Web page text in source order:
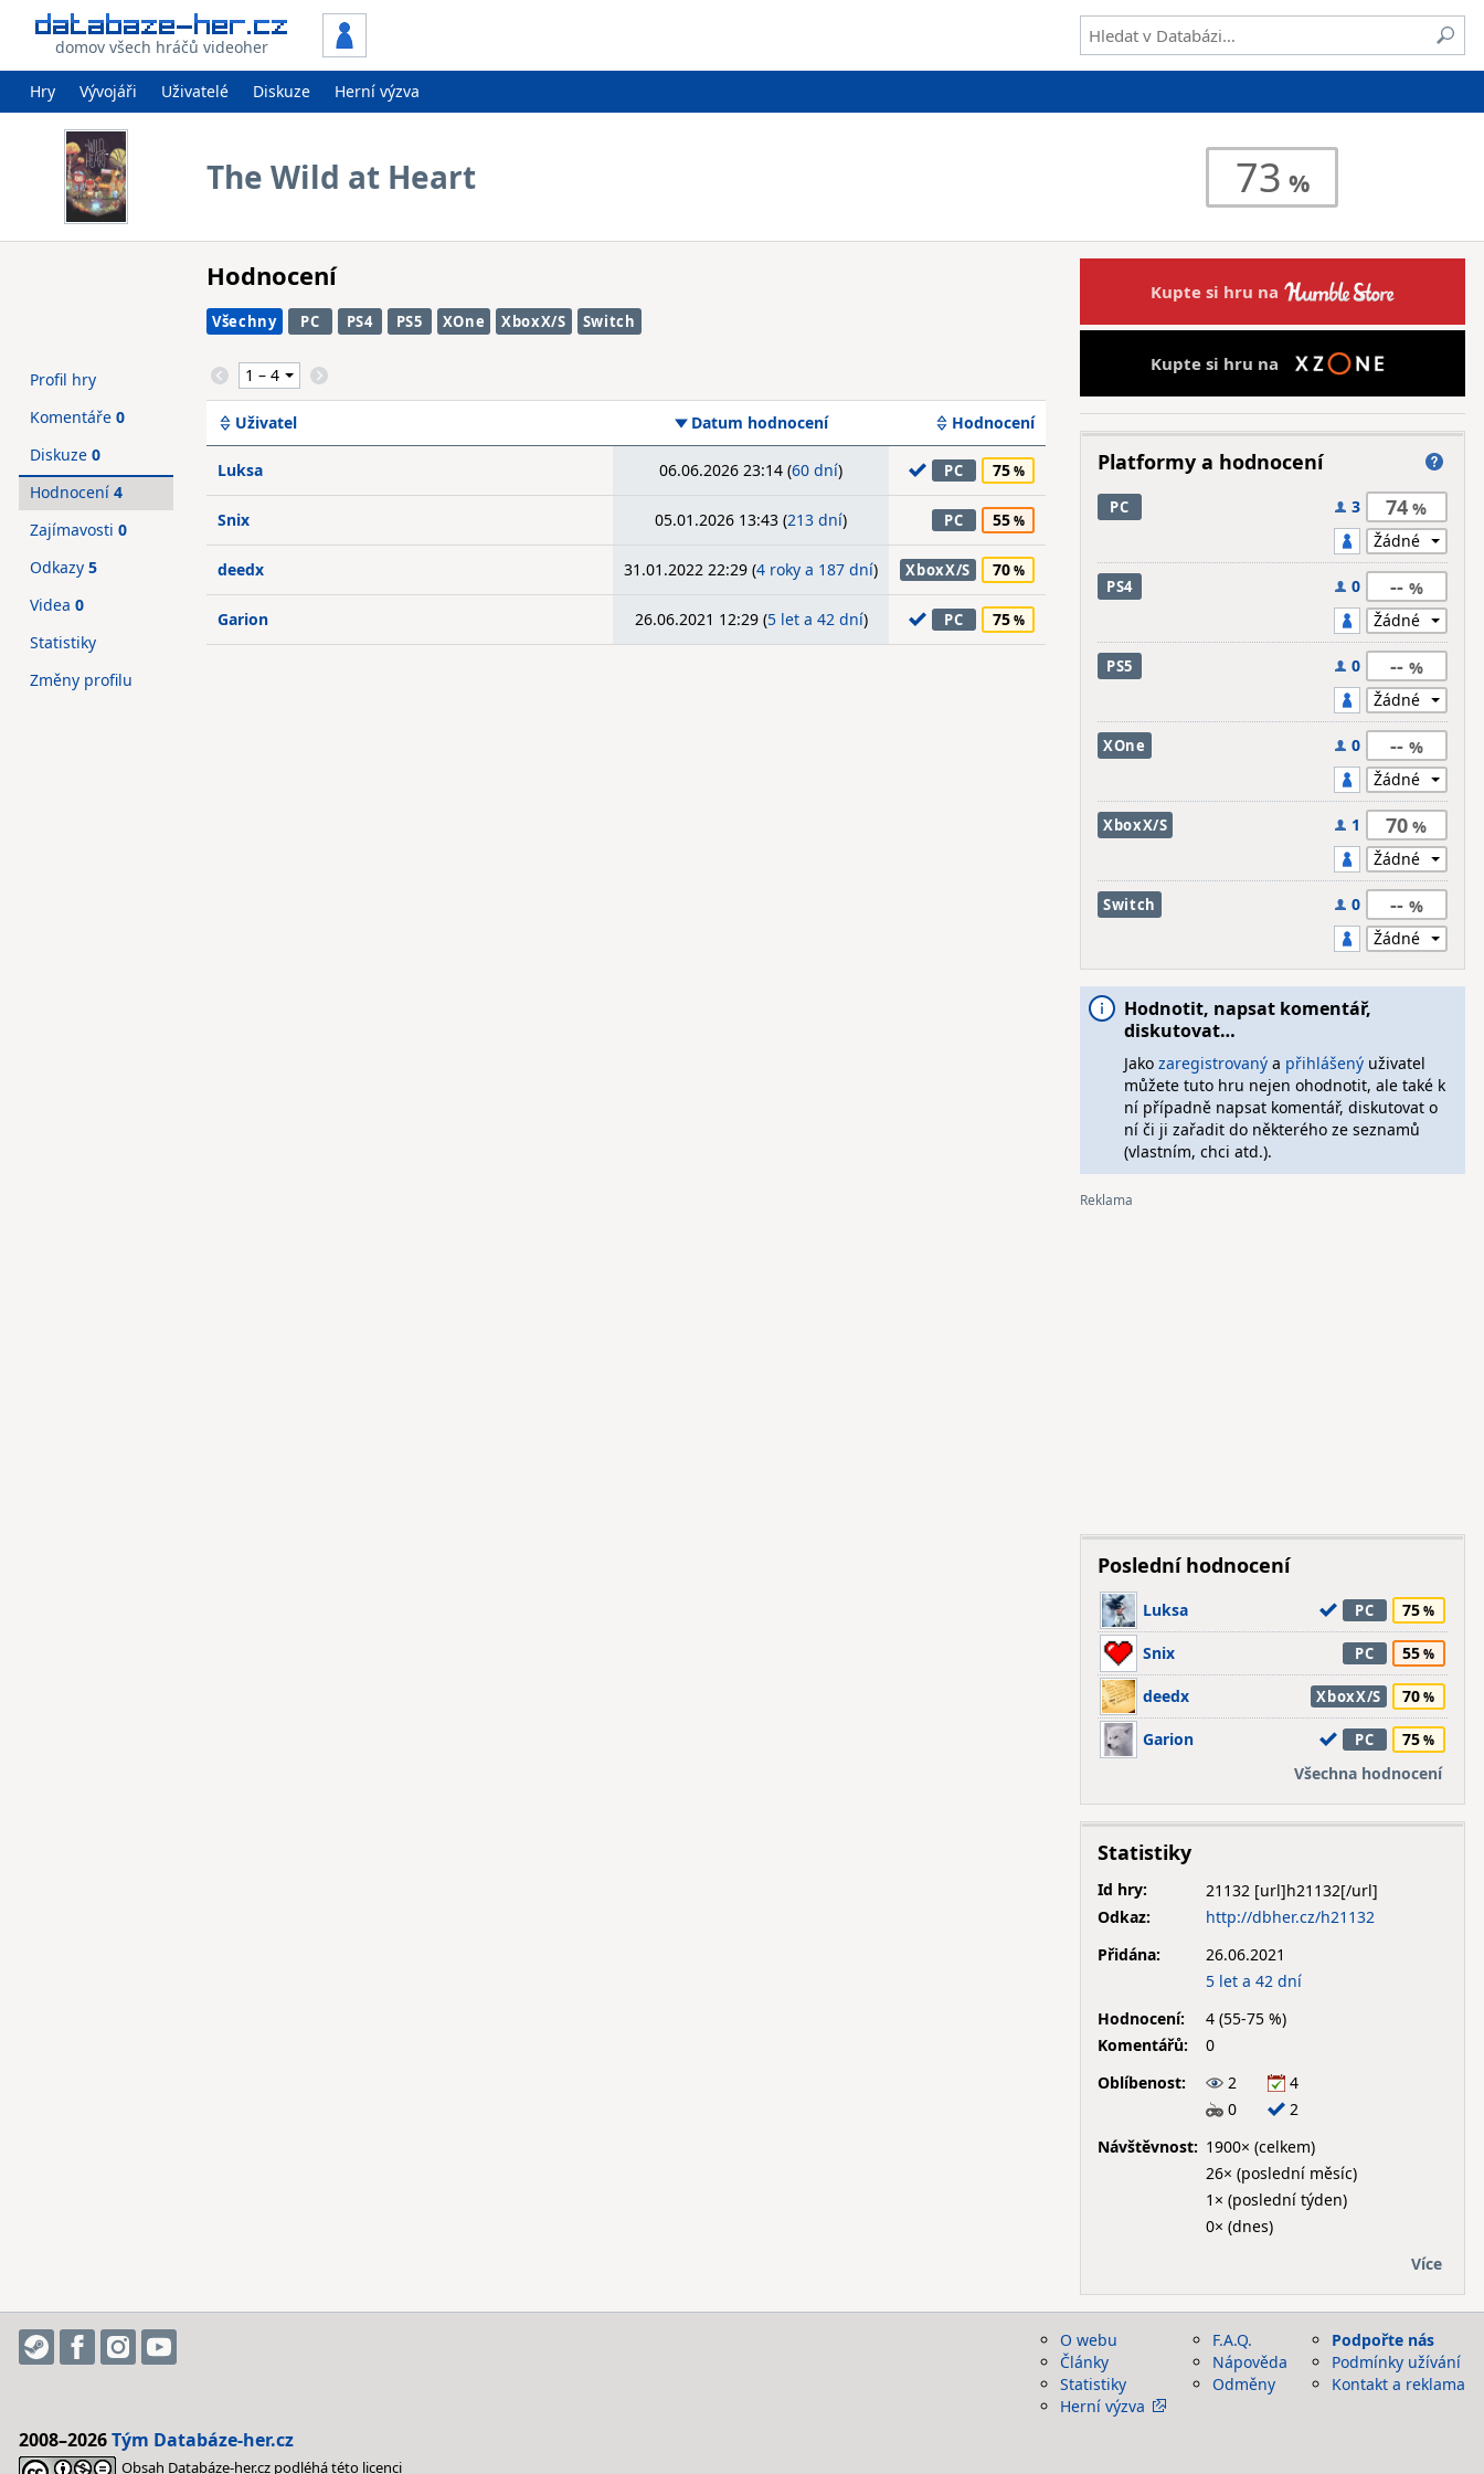
domov všech hráčů videoher
Hry Vývojáři Uživatelé Diskuze Herní výzva
The Wild at Heart 73
Hodnocení
Všechny PC PS4 PS5 XOne XboxX/S Switch
Uživatel Datum hodnocení Hodnocení
Luksa 06.06.2026 23:14 (60 dní) PC 75
Snix 05.01.2026 13:43 (213 dní) PC 55
deedx 31.01.2022 22:29 (4 roky a 187 dní) XboxX/S 70
Garion 26.06.2021 12:29 (5 let a 42 dní) PC 75
Profil hry
Komentáře 0
Diskuze 0
Hodnocení 4
Zajímavosti 0
Odkazy 5
Videa 0
Statistiky
Změny profilu
Kupte si hru na
Kupte si hru na
Platformy a hodnocení
PC 3 74
PS4 0 --
PS5 0 --
XOne 0 --
XboxX/S 1 70
Switch 0 --
Hodnotit, napsat komentář,
diskutovat…
Jako zaregistrovanýa přihlášenýuživatel
můžete tuto hru nejen ohodnotit, ale také k
ní případně napsat komentář, diskutovat o
ní či ji zařadit do některého ze seznamů
(vlastním, chci atd.).
Poslední hodnocení
Luksa PC 75
Snix PC 55
deedx XboxX/S 70
Garion PC
75
Všechna hodnocení
Statistiky
Id hry:
21132
Odkaz:
http://dbher.cz/h21132
Přidána:
26.06.2021
5 let a 42 dní
Hodnocení:
4 (55-75 %)
Komentářů:
0
Oblíbenost:
2
4
0
2
Návštěvnost: 1900× (celkem)
26× (poslední měsíc)
1× (poslední týden)
0× (dnes)
Více
O webu
Články
Statistiky
Herní výzva
F.A.Q.
Nápověda
Odměny
Podpořte nás
Podmínky užívání
Kontakt a reklama
2008–2026Tým Databáze-her.cz
Obsah Databáze-her.cz podléhá této licenci